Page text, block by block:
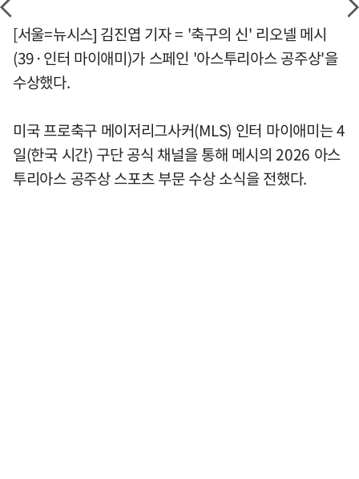
[서울=뉴시스] 김진엽 기자 = '축구의 신' 리오넬 메시
(39·인터 마이애미)가 스페인 '아스투리아스 공주상'을
수상했다.
미국 프로축구 메이저리그사커(MLS) 인터 마이애미는 4
일(한국 시간) 구단 공식 채널을 통해 메시의 2026 아스
투리아스 공주상 스포츠 부문 수상 소식을 전했다.